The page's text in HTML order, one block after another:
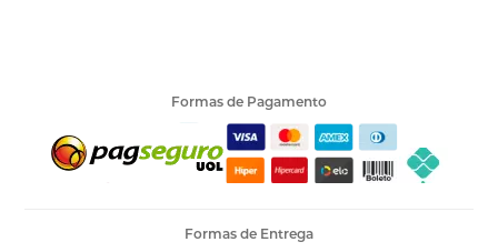
Formas de Pagamento
Formas de Entrega